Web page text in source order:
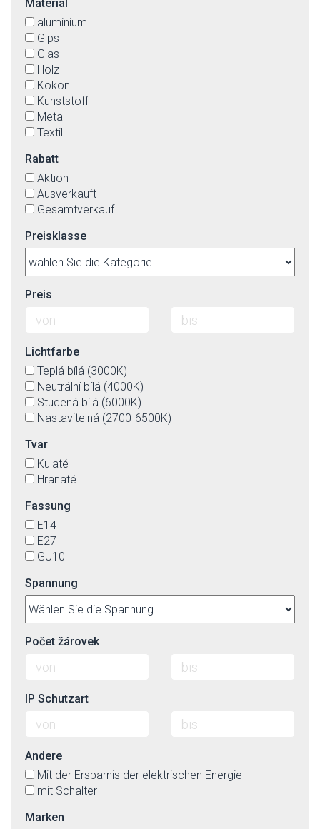
rot
schwarz
stahl
weiß
Material
aluminium
Gips
Glas
Holz
Kokon
Kunststoff
Metall
Textil
Rabatt
Aktion
Ausverkauft
Gesamtverkauf
Preisklasse
Preis
Lichtfarbe
Teplá bílá (3000K)
Neutrální bílá (4000K)
Studená bílá (6000K)
Nastavitelná (2700-6500K)
Tvar
Kulaté
Hranaté
Fassung
E14
E27
GU10
Spannung
Počet žárovek
IP Schutzart
Andere
Mit der Ersparnis der elektrischen Energie
mit Schalter
Marken